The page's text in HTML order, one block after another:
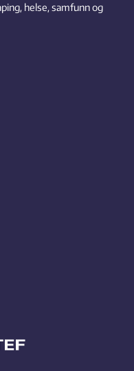
helse, samfunn og